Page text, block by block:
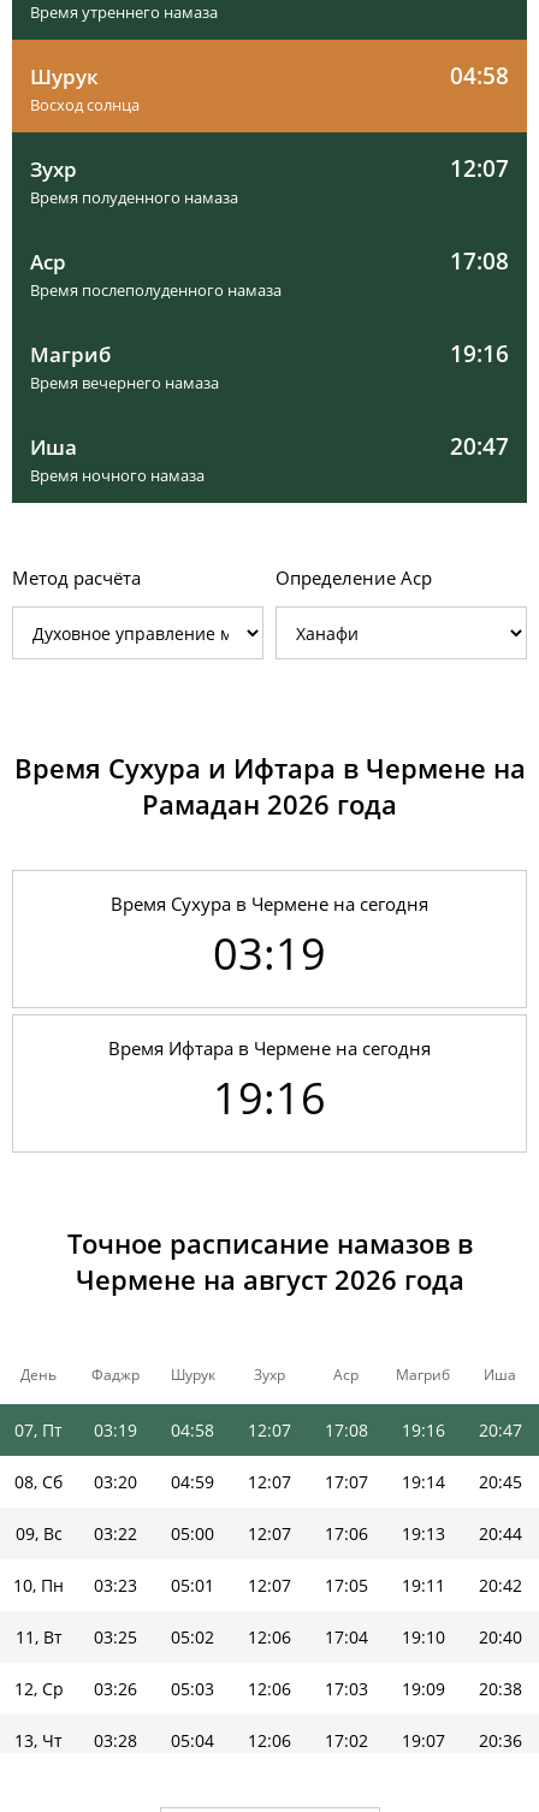
Время утреннего намаза
Шурук 04:58
Восход солнца
Зухр 12:07
Время полуденного намаза
Аср 17:08
Время послеполуденного намаза
Магриб 19:16
Время вечернего намаза
Иша 20:47
Время ночного намаза
Метод расчёта Определение Аср
Время Сухура и Ифтара в Чермене на
Рамадан 2026 годa
Время Сухура в Чермене на сегодня
03:19
Время Ифтара в Чермене на сегодня
19:16
Точное расписание намазов в
Чермене на август 2026 года
День Фаджр Шурук Зухр Аср Магриб Иша
12:08
03:14 04:55 12:07 17:10 19:19
06, Чт 03:17 04:57 12:07 17:09 19:17 20:49
07, Пт 03:19 04:58 12:07 17:08 19:16 20:47
08, Сб 03:20 04:59 12:07 17:07 19:14 20:45
09, Вс 03:22 05:00 12:07 17:06 19:13 20:44
10, Пн 03:23 05:01 12:07 17:05 19:11 20:42
11, Вт 03:25 05:02 12:06 17:04 19:10 20:40
12, Ср 03:26 05:03 12:06 17:03 19:09 20:38
13, Чт 03:28 05:04 12:06 17:02 19:07 20:36